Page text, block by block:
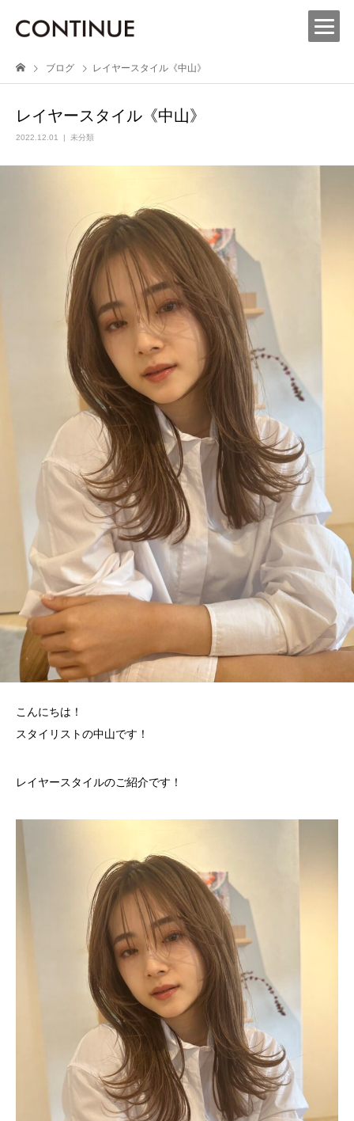
ブログ レイヤースタイル《中山》
レイヤースタイル《中山》
2022.12.01 未分類
こんにちは！
スタイリストの中山です！
レイヤースタイルのご紹介です！